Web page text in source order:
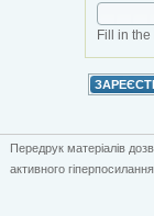
Fill in
Передрук матеріалів
активного